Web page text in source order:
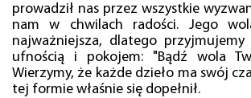
prowadził nas przez wszystkie
nam w chwilach radości. Jego
najważniejsza, dlatego
ufnością i pokojem: "Bądź wola
Wierzymy, że każde dzieło ma swój
tej formie właśnie się dopełnił.